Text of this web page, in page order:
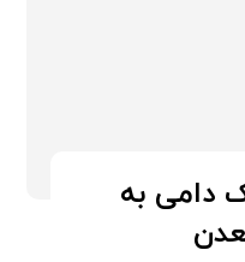
دامی به